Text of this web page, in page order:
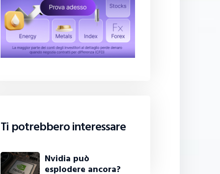
Ti potrebbero interessare
Nvidia può
esplodere ancora?